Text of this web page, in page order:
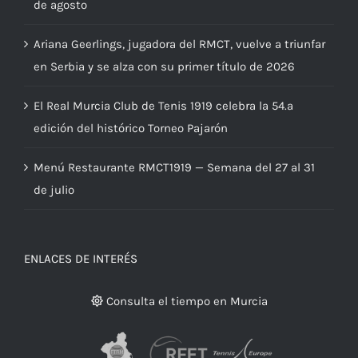
de agosto
Ariana Geerlings, jugadora del RMCT, vuelve a triunfar
en Serbia y se alza con su primer título de 2026
El Real Murcia Club de Tenis 1919 celebra la 54.ª
edición del histórico Torneo Pajarón
Menú Restaurante RMCT1919 — Semana del 27 al 31
de julio
ENLACES DE INTERÉS
Consulta el tiempo en Murcia